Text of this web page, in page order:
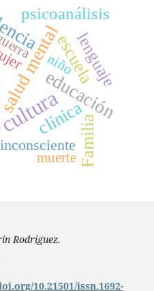
mental
educación
clínica
escuela
Familia
lenguaje
psicoanálisis
inconsciente
muerte
niño
Rodríguez.
10.21501/issn.1692-